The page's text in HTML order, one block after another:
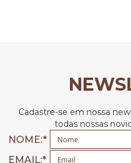
Cadastre-se em nossa
todas nossas
NOME:
EMAIL